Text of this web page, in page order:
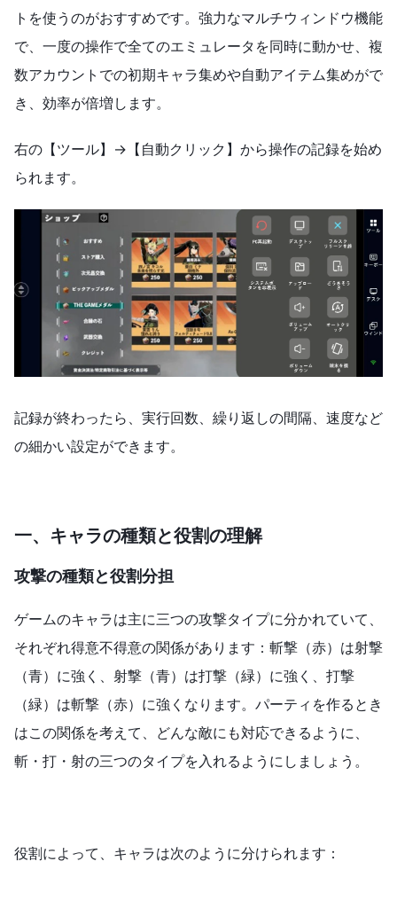
トを使うのがおすすめです。強力なマルチウィンドウ機能
で、一度の操作で全てのエミュレータを同時に動かせ、複
数アカウントでの初期キャラ集めや自動アイテム集めがで
き、効率が倍増します。
右の【ツール】→【自動クリック】から操作の記録を始め
られます。
記録が終わったら、実行回数、繰り返しの間隔、速度など
の細かい設定ができます。
一、キャラの種類と役割の理解
攻撃の種類と役割分担
ゲームのキャラは主に三つの攻撃タイプに分かれていて、
それぞれ得意不得意の関係があります：斬撃（赤）は射撃
（青）に強く、射撃（青）は打撃（緑）に強く、打撃
（緑）は斬撃（赤）に強くなります。パーティを作るとき
はこの関係を考えて、どんな敵にも対応できるように、
斬・打・射の三つのタイプを入れるようにしましょう。
役割によって、キャラは次のように分けられます：